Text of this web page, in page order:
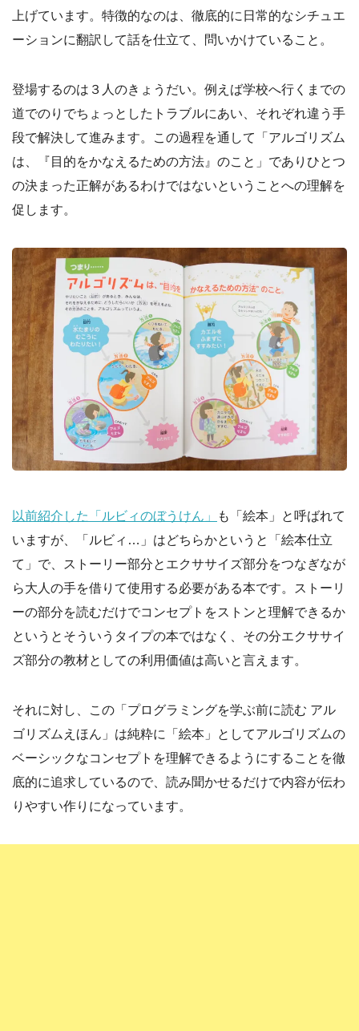
上げています。特徴的なのは、徹底的に日常的なシチュエ
ーションに翻訳して話を仕立て、問いかけていること。
登場するのは３人のきょうだい。例えば学校へ行くまでの
道でのりでちょっとしたトラブルにあい、それぞれ違う手
段で解決して進みます。この過程を通して「アルゴリズム
は、『目的をかなえるための方法』のこと」でありひとつ
の決まった正解があるわけではないということへの理解を
促します。
以前紹介した「ルビィのぼうけん」
も「絵本」と呼ばれて
いますが、「ルビィ…」はどちらかというと「絵本仕立
て」で、ストーリー部分とエクササイズ部分をつなぎなが
ら大人の手を借りて使用する必要がある本です。ストーリ
ーの部分を読むだけでコンセプトをストンと理解できるか
というとそういうタイプの本ではなく、その分エクササイ
ズ部分の教材としての利用価値は高いと言えます。
それに対し、この「プログラミングを学ぶ前に読む アル
ゴリズムえほん」は純粋に「絵本」としてアルゴリズムの
ベーシックなコンセプトを理解できるようにすることを徹
底的に追求しているので、読み聞かせるだけで内容が伝わ
りやすい作りになっています。